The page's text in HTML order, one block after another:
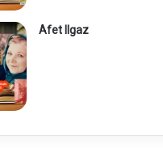
Afet Ilgaz